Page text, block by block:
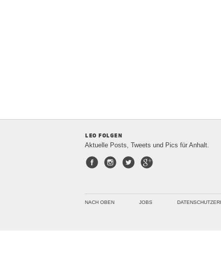
leo folgen
Aktuelle Posts, Tweets und Pics für Anhalt.
FacebookInstagram
Twitter
NACH OBEN JOBS